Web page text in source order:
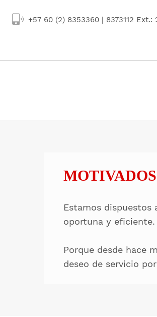
+57 60 (2) 8353360 | 8373112 Ext.:
Estamos dispuestos
oportuna y eficiente.
Porque desde hace
deseo de servicio